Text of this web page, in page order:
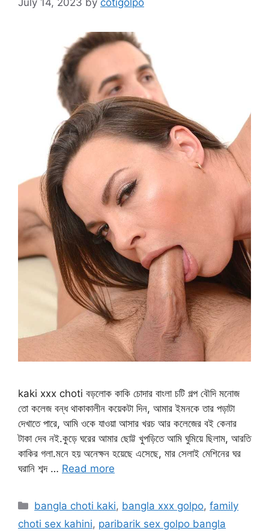
kaki xxx choti বড়লোক কাকি চোদার বাংলা চটি গল্প বৌদি মনোজ
তো কলেজ বন্ধ থাকাকালীন কয়েকটা দিন, আমার ইমনকে তার পড়াটা
দেখাতে পারে, আমি ওকে যাওয়া আসার খরচ আর কলেজের বই কেনার
টাকা দেব নই.কুড়ে ঘরের আমার ছোট্ট খুপড়িতে আমি ঘুমিয়ে ছিলাম, আরতি
কাকির গলা.মনে হয় অনেক্ষন হয়েছে এসেছে, মার সেলাই মেশিনের ঘর
ঘরানি শব্দ … Read more
Categories
bangla choti kaki, bangla xxx golpo,family
choti sex kahini, paribarik sex golpo bangla